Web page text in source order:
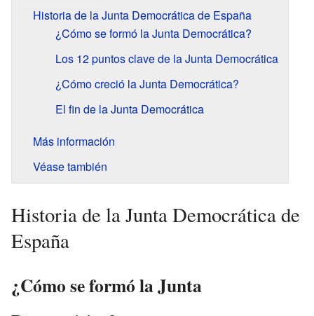
Historia de la Junta Democrática de España
¿Cómo se formó la Junta Democrática?
Los 12 puntos clave de la Junta Democrática
¿Cómo creció la Junta Democrática?
El fin de la Junta Democrática
Más información
Véase también
Historia de la Junta Democrática de
España
¿Cómo se formó la Junta